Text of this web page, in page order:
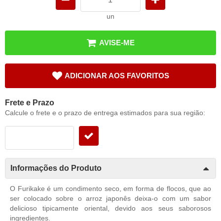
un
AVISE-ME
ADICIONAR AOS FAVORITOS
Frete e Prazo
Calcule o frete e o prazo de entrega estimados para sua região:
Informações do Produto
O Furikake é um condimento seco, em forma de flocos, que ao
ser colocado sobre o arroz japonês deixa-o com um sabor
delicioso tipicamente oriental, devido aos seus saborosos
ingredientes.